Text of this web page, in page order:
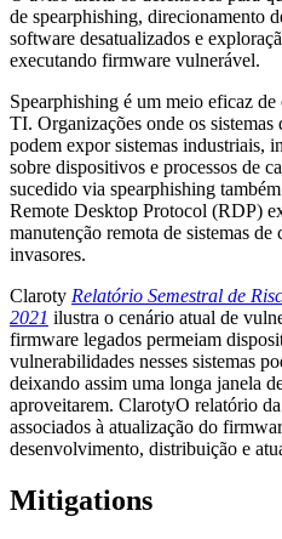
de spearphishing, direcionamento
software desatualizados e
executando firmware vulnerável.
Spearphishing é um meio eficaz
TI. Organizações onde os
podem expor sistemas industriais,
sobre dispositivos e processos de
sucedido via spearphishing
Remote Desktop Protocol (RDP)
manutenção remota de sistemas de
invasores.
Claroty Relatório Semestral de
2021 ilustra o cenário atual de
firmware legados permeiam
vulnerabilidades nesses sistemas
deixando assim uma longa janela
aproveitarem. ClarotyO relatório
associados à atualização do
desenvolvimento, distribuição e
Mitigations